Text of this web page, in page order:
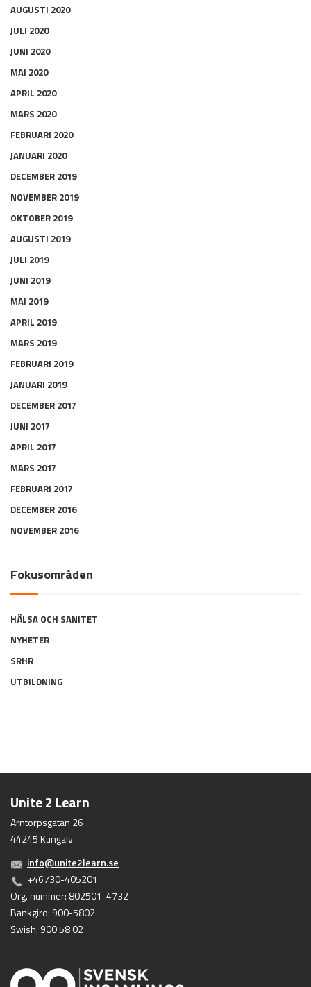
AUGUSTI 2020
JULI 2020
JUNI 2020
MAJ 2020
APRIL 2020
MARS 2020
FEBRUARI 2020
JANUARI 2020
DECEMBER 2019
NOVEMBER 2019
OKTOBER 2019
AUGUSTI 2019
JULI 2019
JUNI 2019
MAJ 2019
APRIL 2019
MARS 2019
FEBRUARI 2019
JANUARI 2019
DECEMBER 2017
JUNI 2017
APRIL 2017
MARS 2017
FEBRUARI 2017
DECEMBER 2016
NOVEMBER 2016
Fokusområden
HÄLSA OCH SANITET
NYHETER
SRHR
UTBILDNING
Unite 2 Learn
Arntorpsgatan 26
44245 Kungälv
info@unite2learn.se
+46730-405201
Org. nummer: 802501-4732
Bankgiro: 900-5802
Swish: 900 58 02